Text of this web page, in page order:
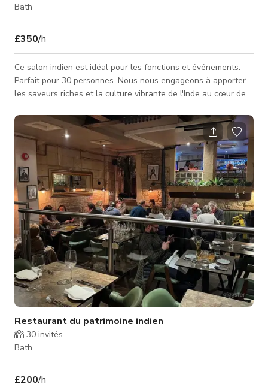
Bath
£350/h
Ce salon indien est idéal pour les fonctions et événements.
Parfait pour 30 personnes. Nous nous engageons à apporter
les saveurs riches et la culture vibrante de l'Inde au cœur de
préparés avec les ingrédients les plus frais, nos chefs experts
sont prêts à créer une expérience culinaire vraiment
inoubliable. Que vous ayez envie d'une collation légère ou
d'un repas complet, notre menu offre quelque chose pour tout
le monde.
Restaurant du patrimoine indien
30 invités
Bath
£200/h